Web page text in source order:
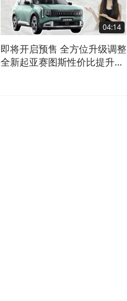
04:14
即将开启预售 全方位升级调整
全新起亚赛图斯性价比提升